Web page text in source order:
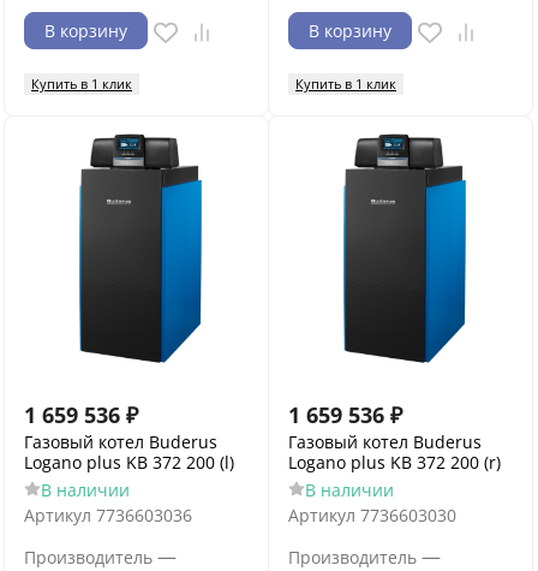
В корзину
Купить в 1 клик
В корзину
Купить в 1 клик
1 659 536 ₽
Газовый котел Buderus
Logano plus KB 372 200 (l)
В наличии
Артикул 7736603036
Производитель —
1 659 536 ₽
Газовый котел Buderus
Logano plus KB 372 200 (r)
В наличии
Артикул 7736603030
Производитель —